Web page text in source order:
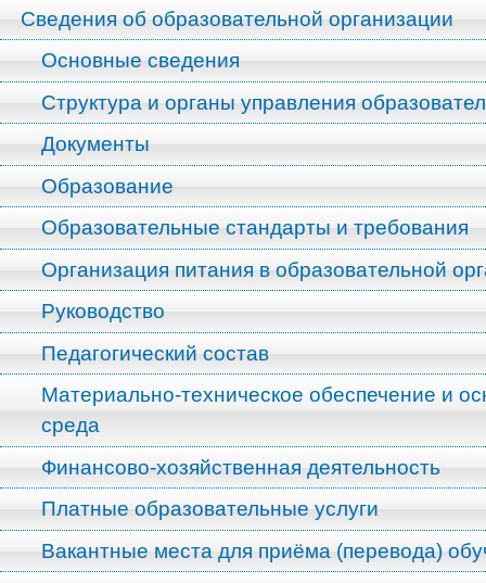
Сведения об образовательной организации
Основные сведения
Структура и органы управления
Документы
Образование
Образовательные стандарты и требования
Организация питания в образовательной
Руководство
Педагогический состав
Материально-техническое обеспечение и
среда
Финансово-хозяйственная деятельность
Платные образовательные услуги
Вакантные места для приёма (перевода)